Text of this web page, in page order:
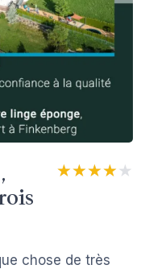
★★★★★
★★★★★
chose de très